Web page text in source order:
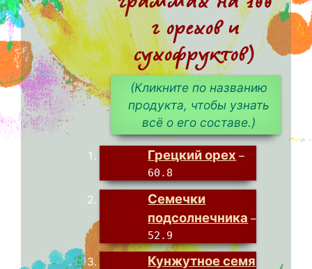
г орехов и
сухофруктов)
(Кликните по названию
продукта, чтобы узнать
всё о его составе.)
Грецкий орех –
60.8
Семечки
подсолнечника –
52.9
Кунжутное семя